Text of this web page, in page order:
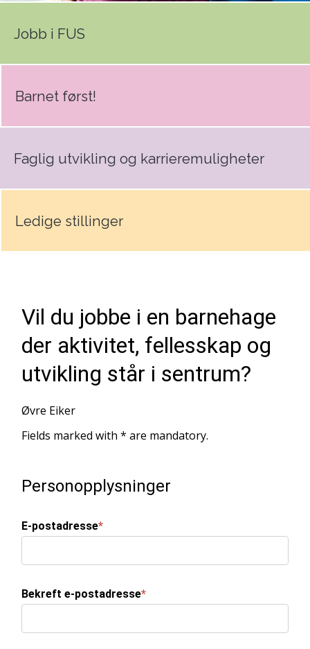
Jobb i FUS
Barnet først!
Faglig utvikling og karrieremuligheter
Ledige stillinger